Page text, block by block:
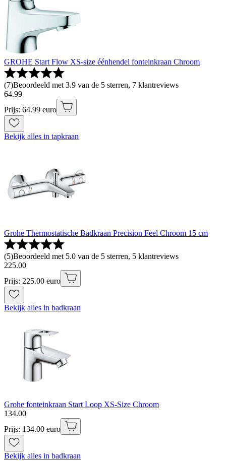
GROHE Start Flow XS-size éénhendel fonteinkraan Chroom
(7)Beoordeeld met 3.9 van de 5 sterren, 7 klantreviews
64.99
Prijs: 64.99 euro
Bekijk alles in tapkraan
Grohe Thermostatische Badkraan Precision Feel Chroom 15 cm
(5)Beoordeeld met 5.0 van de 5 sterren, 5 klantreviews
225.00
Prijs: 225.00 euro
Bekijk alles in badkraan
Grohe fonteinkraan Start Loop XS-Size Chroom
134.00
Prijs: 134.00 euro
Bekijk alles in badkraan